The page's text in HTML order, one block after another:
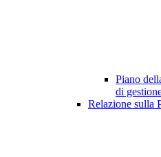
Piano
di
Relazione sulla